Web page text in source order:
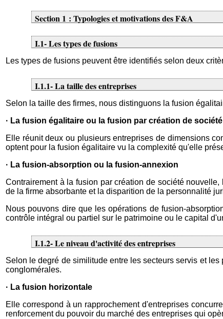
Section 1 : Typologies et motivations des F&A
I.1- Les types de fusions
Les types de fusions peuvent être identifiés selon deux
I.1.1- La taille des entreprises
Selon la taille des firmes, nous distinguons la fusion
· La fusion égalitaire ou la fusion par création de
Elle réunit deux ou plusieurs entreprises de dimensions
optent pour la fusion égalitaire vu la complexité qu'elle
· La fusion-absorption ou la fusion-annexion
Contrairement à la fusion par création de société
de la firme absorbante et la disparition de la personnalité
Nous pouvons dire que les opérations de fusion-
contrôle intégral ou partiel sur le patrimoine ou le capital
I.1.2- Le niveau d'activité des entreprises
Selon le degré de similitude entre les secteurs servis et
conglomérales.
· La fusion horizontale
Elle correspond à un rapprochement d'entreprises
renforcement du pouvoir du marché des entreprises qui